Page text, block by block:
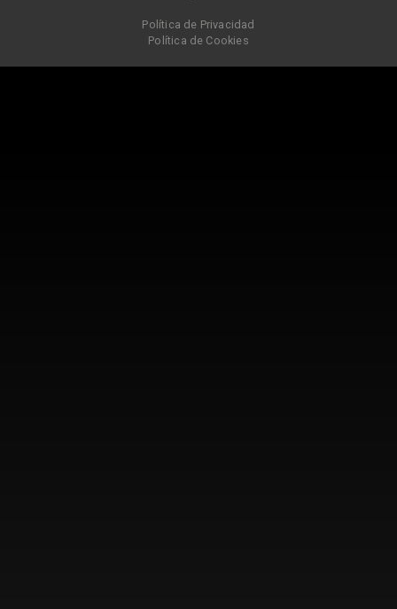
Política de Privacidad
Política de Cookies